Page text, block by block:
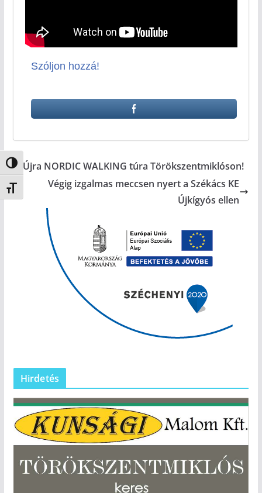
Nagy kontraszt váltása
Betűméret váltása
Szóljon hozzá!
Újra NORDIC WALKING túra Törökszentmiklóson!
Végig izgalmas meccsen nyert a Székács KE
Újkígyós ellen
Hirdetés